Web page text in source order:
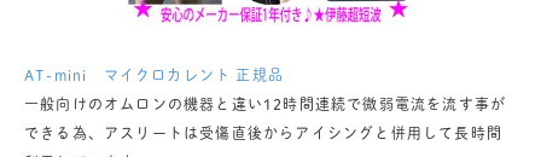
AT-mini マイクロカレント 正規品
一般向けのオムロンの機器と違い12時間連続で微弱電流を流す事が
できる為、アスリートは受傷直後からアイシングと併用して長時間